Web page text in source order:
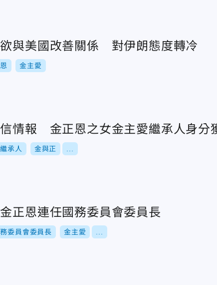
與美國改善關係 對伊朗態度轉冷
金主愛
情報 金正恩之女金主愛繼承人身分
繼承人 金與正
正恩連任國務委員會委員長
委員會委員長 金主愛